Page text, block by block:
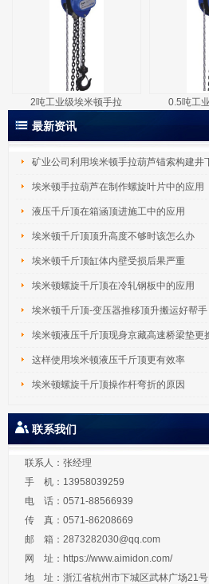
2吨工业级埃米顿手拉 0.5吨工
最新资讯
矿业公司利用埃米顿手拉葫芦锚索构建井
吊 埃米顿手拉葫芦在制作螺旋叶片中的应用
液压千斤顶在箱涵顶进施工中的应用
埃米顿千斤顶顶升高度不够时该怎么办
埃米顿千斤顶缸体内壁受损后果严重
埃米顿螺旋千斤顶在冷轧钢板中的应用
埃米顿千斤顶-变压器推移顶升搬运好帮手
埃米顿液压千斤顶现身京藏高速桥梁垫更
工 这样使用埃米顿液压千斤顶更有效率
埃米顿螺旋千斤顶操作杆弯折的原因
联系我们
联系人：张经理
手 机：13958039259
电 话：0571-88566939
传 真：0571-86208669
邮 箱： 2873282030@qq.com
网 址： https://www.aimidon.com/
地 址：浙江省杭州市下城区武林广场21号